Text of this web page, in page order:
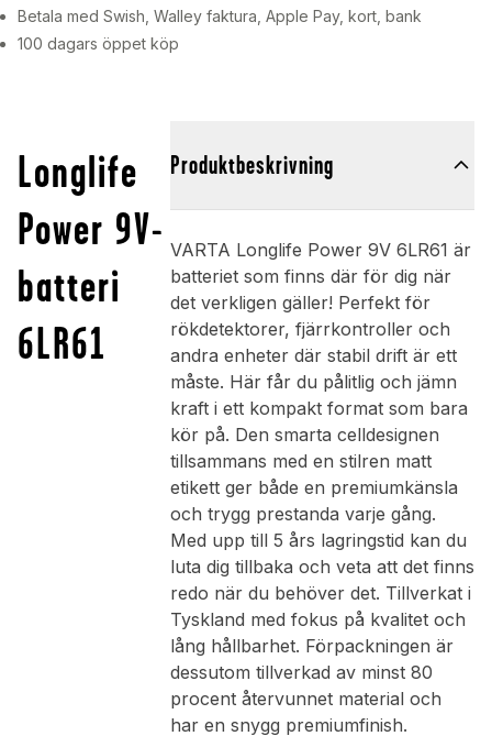
Betala med Swish, Walley faktura, Apple Pay, kort, bank
100 dagars öppet köp
Longlife
Power 9V-
batteri
6LR61
Produktbeskrivning
VARTA Longlife Power 9V 6LR61 är
batteriet som finns där för dig när
det verkligen gäller! Perfekt för
rökdetektorer, fjärrkontroller och
andra enheter där stabil drift är ett
måste. Här får du pålitlig och jämn
kraft i ett kompakt format som bara
kör på. Den smarta celldesignen
tillsammans med en stilren matt
etikett ger både en premiumkänsla
och trygg prestanda varje gång.
Med upp till 5 års lagringstid kan du
luta dig tillbaka och veta att det finns
redo när du behöver det. Tillverkat i
Tyskland med fokus på kvalitet och
lång hållbarhet. Förpackningen är
dessutom tillverkad av minst 80
procent återvunnet material och
har en snygg premiumfinish.